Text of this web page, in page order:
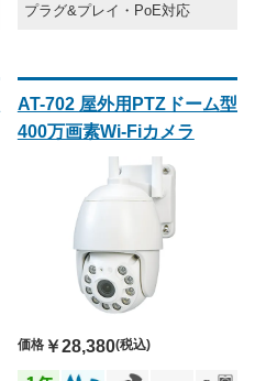
プラグ&プレイ・PoE対応
AT-702 屋外用PTZドーム型
400万画素Wi-Fiカメラ
価格￥28,380(税込)